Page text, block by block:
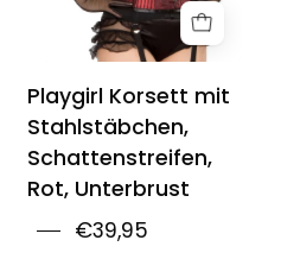
Playgirl Korsett mit
Stahlstäbchen,
Schattenstreifen,
Rot, Unterbrust
€39,95